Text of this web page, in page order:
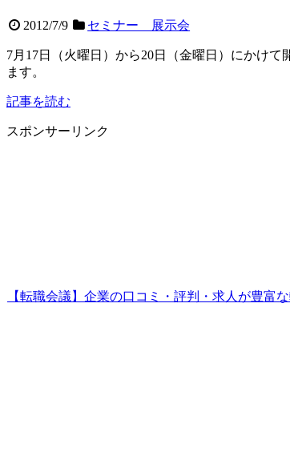
2012/7/9 セミナー 展示会
7月17日（火曜日）から20日（金曜日）にかけ
ます。
記事を読む
スポンサーリンク
【転職会議】企業の口コミ・評判・求人が豊富